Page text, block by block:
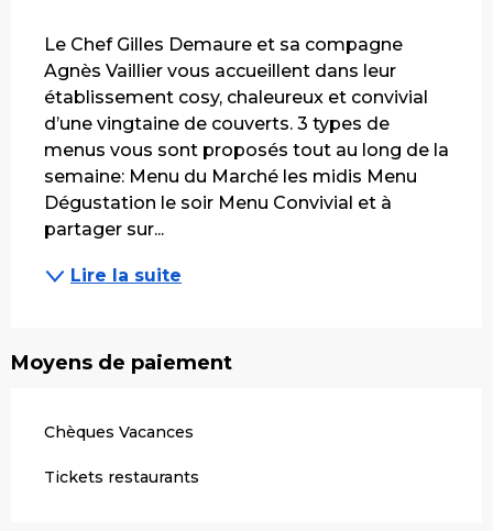
Le Chef Gilles Demaure et sa compagne
Agnès Vaillier vous accueillent dans leur
établissement cosy, chaleureux et convivial
d’une vingtaine de couverts. 3 types de
menus vous sont proposés tout au long de la
semaine: Menu du Marché les midis Menu
Dégustation le soir Menu Convivial et à
partager sur...
Lire la suite
Moyens de paiement
Chèques Vacances
Tickets restaurants